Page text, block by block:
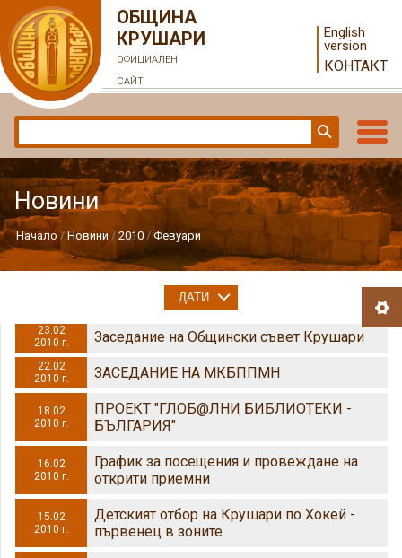
ОБЩИНА
КРУШАРИ
ОФИЦИАЛЕН
САЙТ
English
version
КОНТАКТ
Новини
Начало Новини 2010 Февуари
23.02
2010 г.
Заседание на Общински съвет Крушари
22.02
2010 г.
ЗАСЕДАНИЕ НА МКБППМН
18.02
2010 г.
ПРОЕКТ "ГЛОБ@ЛНИ БИБЛИОТЕКИ -
БЪЛГАРИЯ"
16.02
2010 г.
График за посещения и провеждане на
открити приемни
15.02
2010 г.
Детският отбор на Крушари по Хокей -
първенец в зоните
ДАТИ